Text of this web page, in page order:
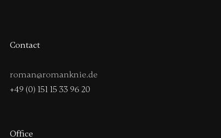
Contact
roman@romanknie.de
+49 (0) 151 15 33 96 20
Office